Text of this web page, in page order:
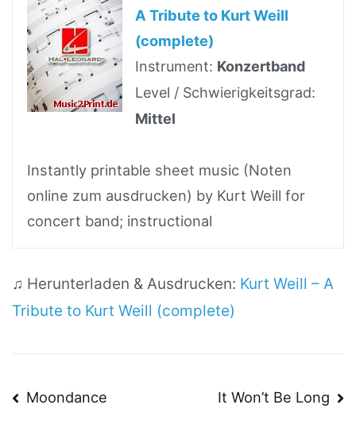
A Tribute to Kurt Weill
(complete)
Instrument: Konzertband
Level / Schwierigkeitsgrad:
Mittel
Instantly printable sheet music (Noten
online zum ausdrucken) by Kurt Weill for
concert band; instructional
♫ Herunterladen & Ausdrucken: Kurt Weill – A
Tribute to Kurt Weill (complete)
Beitragsnavigation
Moondance It Won’t Be Long